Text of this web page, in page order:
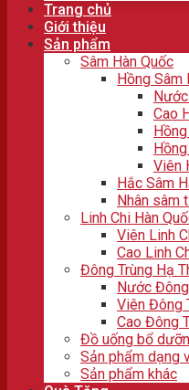
Trang chủ
Giới thiệu
Sản phẩm
Sâm Hàn Quốc
Hồng Sâm
Cao
Viên
Hắc Sâm
Nhân sâm
Linh Chi Hàn
Viên Linh
Cao Linh
Đông Trùng Hạ
Nước
Viên Đông
Cao Đông
Đồ uống bổ
Sản phẩm dạng
Sản phẩm khác